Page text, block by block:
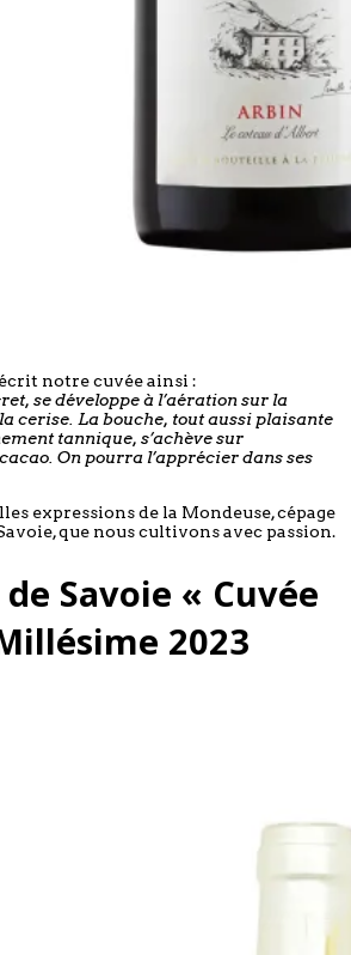
notre cuvée ainsi :
se développe à l’aération sur la
cerise. La bouche, tout aussi plaisante
tannique, s’achève sur
On pourra l’apprécier dans ses
expressions de la Mondeuse, cépage
que nous cultivons avec passion.
Savoie « Cuvée
2023